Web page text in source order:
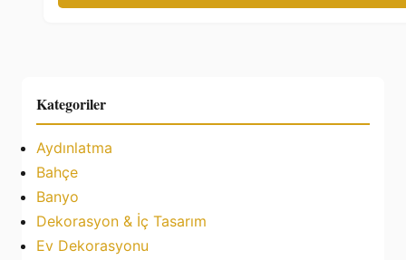
Kategoriler
Aydınlatma
Bahçe
Banyo
Dekorasyon & İç Tasarım
Ev Dekorasyonu